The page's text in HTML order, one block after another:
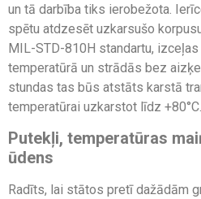
un tā darbība tiks ierobežota.
spētu atdzesēt uzkarsušo
MIL-STD-810H standartu,
temperatūrā un strādās bez
stundas tas būs atstāts karstā
temperatūrai uzkarstot līdz +80°C.
Putekļi, temperatūras
ūdens
Radīts, lai stātos pretī dažādām